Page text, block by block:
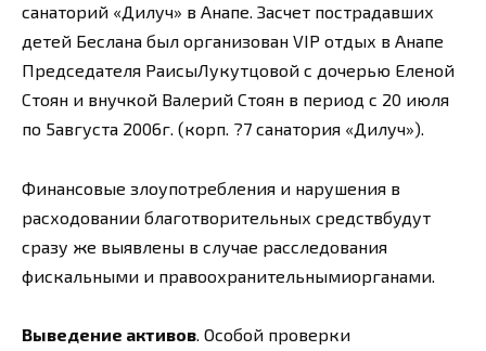
санаторий «Дилуч» в Анапе. Засчет пострадавших
детей Беслана был организован VIP отдых в Анапе
Председателя РаисыЛукутцовой с дочерью Еленой
Стоян и внучкой Валерий Стоян в период с 20 июля
по 5августа 2006г. (корп. ?7 санатория «Дилуч»).
Финансовые злоупотребления и нарушения в
расходовании благотворительных средствбудут
сразу же выявлены в случае расследования
фискальными и правоохранительнымиорганами.
Выведение активов. Особой проверки